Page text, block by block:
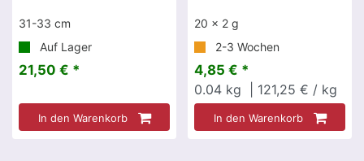
31-33 cm
Auf Lager
21,50 € *
In den Warenkorb
20 x 2 g
2-3 Wochen
4,85 € *
0.04 kg | 121,25 € / kg
In den Warenkorb